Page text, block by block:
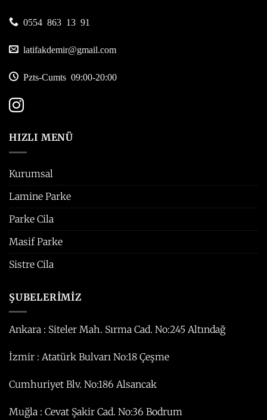
0554 863 13 91
latifakdemir@gmail.com
Pzts-Cumts 09:00-20:00
HIZLI MENÜ
Kurumsal
Lamine Parke
Parke Cila
Masif Parke
Sistre Cila
ŞUBELERİMİZ
Ankara : Siteler Mah. Sırma Cad. No:245 Altındağ
İzmir : Atatürk Bulvarı No:18 Çeşme
Cumhuriyet Blv. No:186 Alsancak
Muğla : Cevat Şakir Cad. No:36 Bodrum